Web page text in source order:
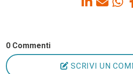
0 Commenti
SCRIVI UN